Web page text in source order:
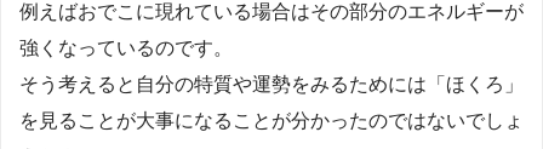
例えばおでこに現れている場合はその部分のエネルギーが
強くなっているのです。
そう考えると自分の特質や運勢をみるためには「ほくろ」
を見ることが大事になることが分かったのではないでしょ